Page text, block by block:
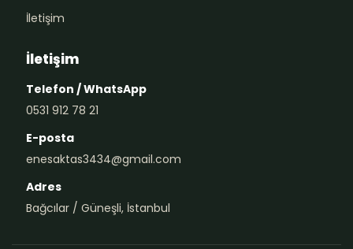
İletişim
İletişim
Telefon / WhatsApp
0531 912 78 21
E-posta
enesaktas3434@gmail.com
Adres
Bağcılar / Güneşli, İstanbul